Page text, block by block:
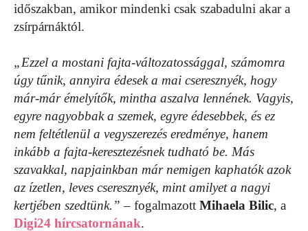
időszakban, amikor mindenki csak szabadulni akar a
zsírpárnáktól.
„Ezzel a mostani fajta-változatossággal, számomra
úgy tűnik, annyira édesek a mai cseresznyék, hogy
már-már émelyítők, mintha aszalva lennének. Vagyis,
egyre nagyobbak a szemek, egyre édesebbek, és ez
nem feltétlenül a vegyszerezés eredménye, hanem
inkább a fajta-keresztezésnek tudható be. Más
szavakkal, napjainkban már nemigen kaphatók azok
az ízetlen, leves cseresznyék, mint amilyet a nagyi
kertjében szedtünk.” – fogalmazott Mihaela Bilic, a
Digi24 hírcsatornának.